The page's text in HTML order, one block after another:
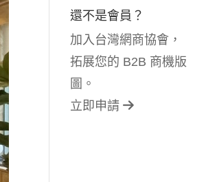
還不是會員？
加入台灣網商協會，
拓展您的 B2B 商機版
圖。
立即申請